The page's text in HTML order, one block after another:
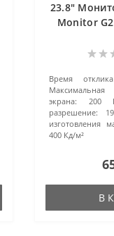
23.8"
Monitor
Время
экрана:
200
разрешение:
изготовления
400 Кд/м²
В